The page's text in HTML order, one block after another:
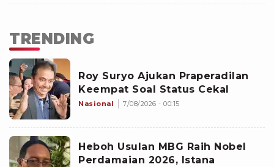
TRENDING
Roy Suryo Ajukan Praperadilan
Keempat Soal Status Cekal
Nasional 7/08/2026 - 00:15
Heboh Usulan MBG Raih Nobel
Perdamaian 2026, Istana